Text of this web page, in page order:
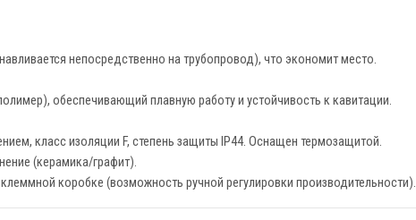
непосредственно на трубопровод), что экономит место.
обеспечивающий плавную работу и устойчивость к кавитации.
класс изоляции F, степень защиты IP44. Оснащен термозащитой.
(керамика/графит).
коробке (возможность ручной регулировки производительности).